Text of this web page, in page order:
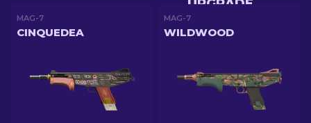
UPGRADE
MAG-7
CINQUEDEA
MAG-7
WILDWOOD